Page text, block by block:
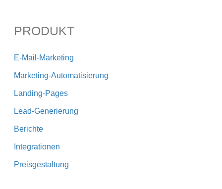
PRODUKT
E-Mail-Marketing
Marketing-Automatisierung
Landing-Pages
Lead-Generierung
Berichte
Integrationen
Preisgestaltung